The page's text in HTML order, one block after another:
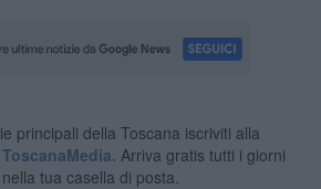
principali della Toscana iscriviti alla
Arriva gratis tutti i giorni
tua casella di posta.